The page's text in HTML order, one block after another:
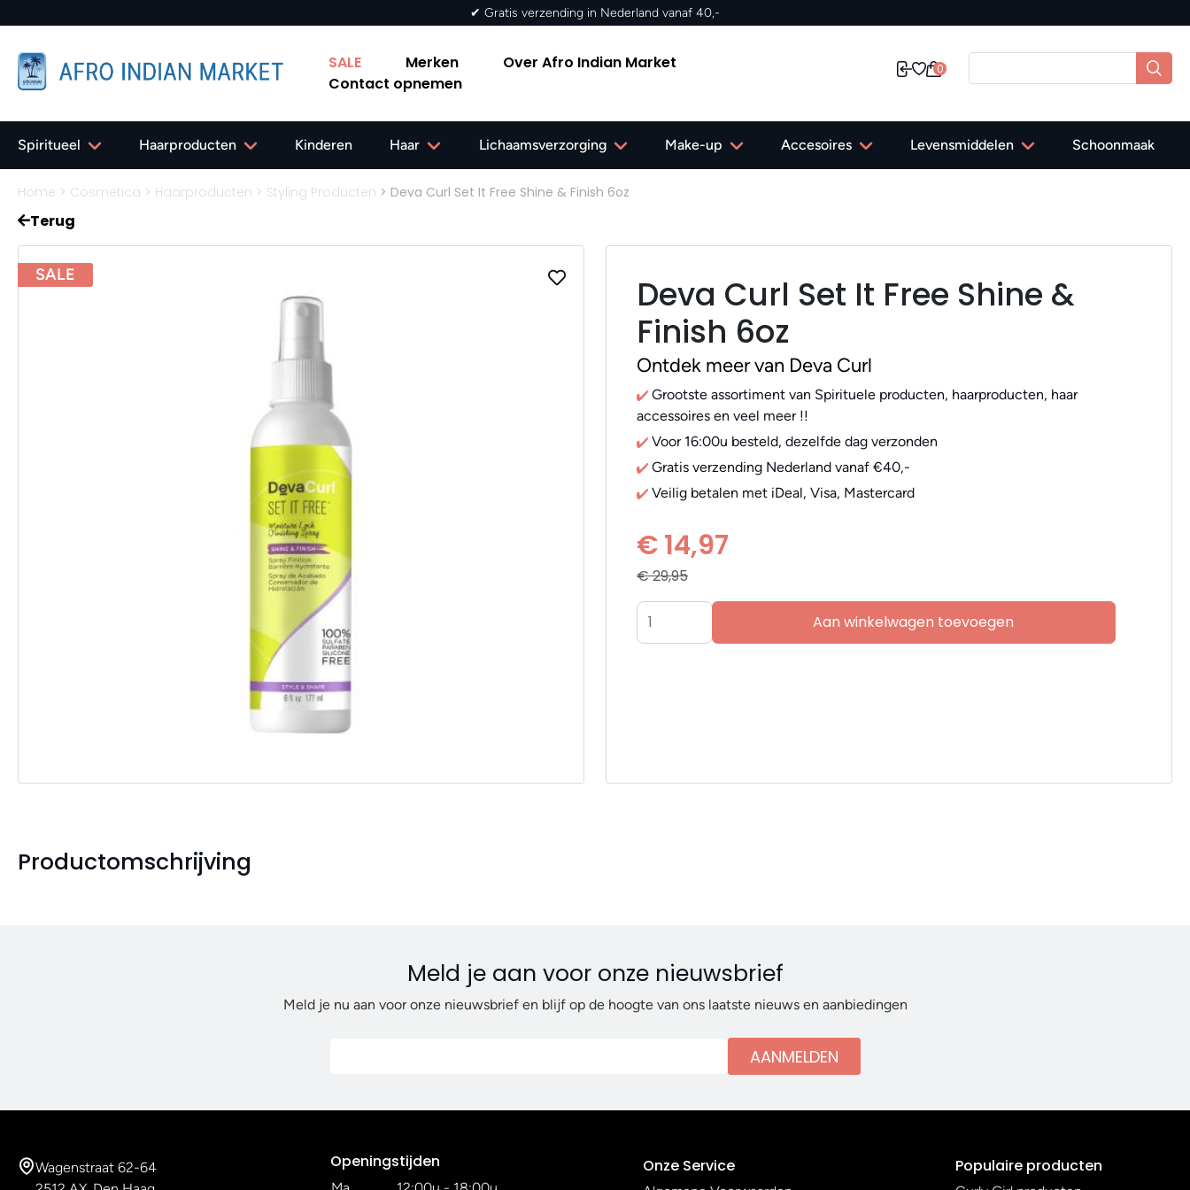
✔ Gratis verzending in Nederland vanaf 40,-
SALE Merken
Over Afro Indian Market
Contact opnemen
0
Spiritueel Haarproducten Kinderen Haar Lichaamsverzorging Make-up Accesoires Levensmiddelen Schoonmaak
Home > Cosmetica > Haarproducten > Styling Producten > Deva Curl Set It Free Shine & Finish 6oz
Terug
SALE
Deva Curl Set It Free Shine &
Finish 6oz
Ontdek meer van Deva Curl
Grootste assortiment van Spirituele producten, haarproducten, haar
accessoires en veel meer !!
Voor 16:00u besteld, dezelfde dag verzonden
Gratis verzending Nederland vanaf €40,-
Veilig betalen met iDeal, Visa, Mastercard
€ 14,97
€ 29,95
Aan winkelwagen toevoegen
Productomschrijving
Meld je aan voor onze nieuwsbrief
Meld je nu aan voor onze nieuwsbrief en blijf op de hoogte van ons laatste nieuws en aanbiedingen
AANMELDEN
Wagenstraat 62-64
Openingstijden Onze Service Populaire producten